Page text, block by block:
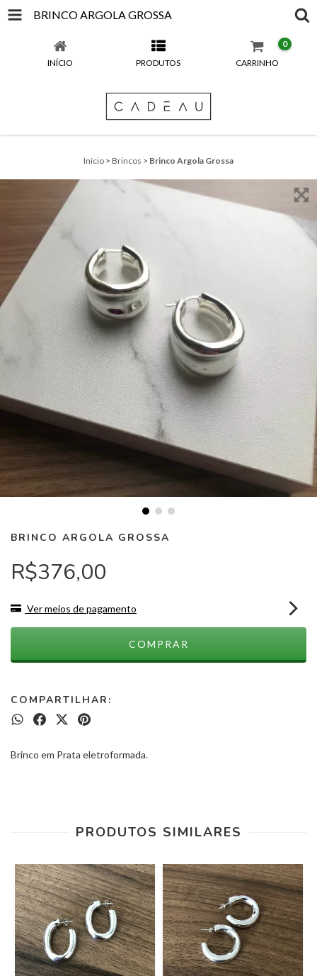
BRINCO ARGOLA GROSSA
INÍCIO PRODUTOS CARRINHO
0
Início > Brincos > Brinco Argola Grossa
BRINCO ARGOLA GROSSA
R$376,00
Ver meios de pagamento
COMPARTILHAR:
Brinco em Prata eletroformada.
PRODUTOS SIMILARES